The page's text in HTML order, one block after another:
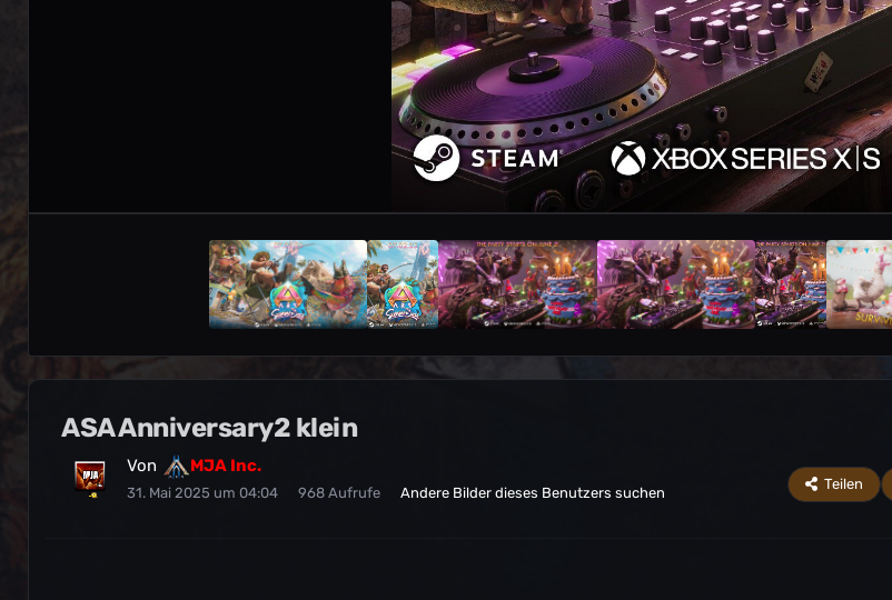
ASA Anniversary2 klein
Von MJA Inc.
31. Mai 2025 um 04:04 968 Aufrufe Andere Bilder dieses Benutzers suchen
Teilen